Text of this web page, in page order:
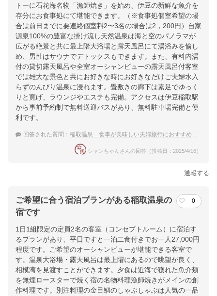
トーに石花海名物「漁師焼き」を始め、伊豆の新鮮な魚介を
存分にお食事処にて堪能できます。（※食事処個室希望の場
合は前日までに要連絡個室料2〜3名の場合は2，200円）自家
源泉100%の豊富な掛け流し天然温泉は海と空のパノラマが
広がる絶景と共に最上階大浴場と露天風呂にて湯浴みを愉し
め、男性はサウナでデトックスもできます。また、有料内湯
付の貸切露天風呂や全室オーシャンビューの露天風呂付客室
では雄大な景色と共にお好きな時にお好きなだけご夫婦水入
らずのんびり温泉に浸れます。畳敷きの廊下は素足でゆっく
りと寛げ、ラウンジやエステも完備。アクセスは伊豆稲取駅
から事前予約制で無料送迎バスがあり、無料駐車場完備と便
利です。
回答された質問： 稲取温泉 食事が美味しい夫婦旅行におすすめの宿
シャンちゃんさんの回答（投稿日：2025/4/16）
通報する
ご希望に合う宿泊プランがある稲取温泉の
宿です
0
1日1組限定の定員2名の客室（コンセプトルーム）に宿泊す
るプランがあり、平日ですと一泊二食付きでお一人27,000円
程度です。ご希望のオーシャンビューが堪能できる客室で
す。温泉大浴場・露天風呂は最上階にあるので眺望が良く、
相模湾を見渡すことができます。夕食は近海で獲れた魚介類
を無煙ロースターで焼く宿の名物料理漁師焼きがメインの創
作料理です。別注料理の金目鯛のしゃぶしゃぶは人気の一品